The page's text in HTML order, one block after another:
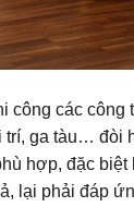
công các
trí, ga tàu… đòi
hợp, đặc biệt
lại phải đáp